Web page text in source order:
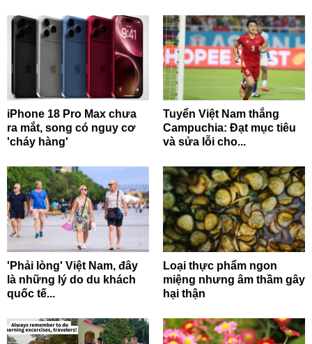
iPhone 18 Pro Max chưa
ra mắt, song có nguy cơ
'cháy hàng'
Tuyển Việt Nam thắng
Campuchia: Đạt mục tiêu
và sửa lỗi cho...
'Phải lòng' Việt Nam, đây
là những lý do du khách
quốc tế...
Loại thực phẩm ngon
miệng nhưng âm thầm gây
hại thận